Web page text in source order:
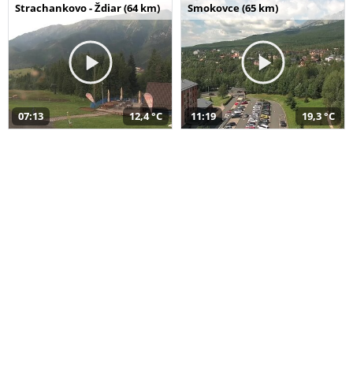
Strachankovo - Ždiar (64 km)
07:13 12,4 °C
Smokovce (65 km)
11:19 19,3 °C